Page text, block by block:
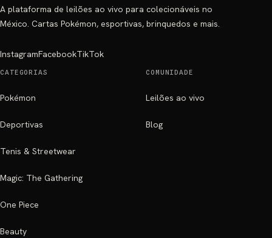
A plataforma de leilões ao vivo para colecionáveis no
México. Cartas Pokémon, esportivas, brinquedos e mais.
InstagramFacebookTikTok
CATEGORIAS
Pokémon
Deportivas
Tenis & Streetwear
Magic: The Gathering
One Piece
Beauty
COMUNIDADE
Leilões ao vivo
Blog